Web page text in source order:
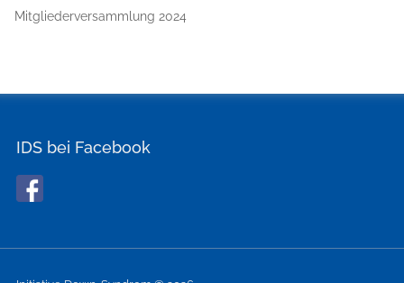
Mitgliederversammlung 2024
IDS bei Facebook